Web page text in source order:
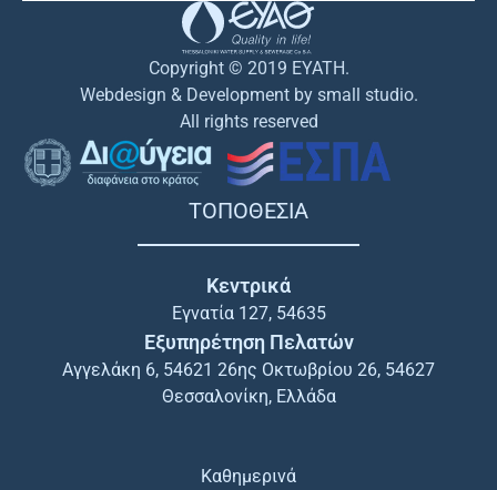
Copyright © 2019 EYATH.
Webdesign & Development by small studio.
All rights reserved
ΤΟΠΟΘΕΣΙΑ
Κεντρικά
Εγνατία 127, 54635
Εξυπηρέτηση Πελατών
Αγγελάκη 6, 54621 26ης Οκτωβρίου 26, 54627
Θεσσαλονίκη, Ελλάδα
Καθημερινά